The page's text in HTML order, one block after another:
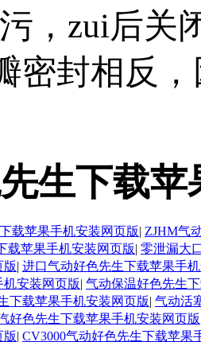
，zui后
密封相反
生下载
载苹果手机安装网页版| ZJHM气
载苹果手机安装网页版| 零泄漏大
版| 进口气动好色先生下载苹果手
安装网页版| 气动保温好色先生
下载苹果手机安装网页版| 气动活
好色先生下载苹果手机安装网页版
版| CV3000气动好色先生下载苹果